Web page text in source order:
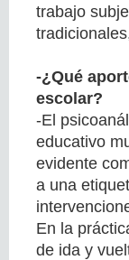
trabajo
-¿Qué
escolar?
-El
educativo
evidente
a una
En la
de ida y